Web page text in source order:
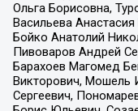
Ольга Борисовна,
Васильева
Бойко Анатолий
Пивоваров Андрей
Барахоев Магомед
Викторович, Мошель
Сергеевич,